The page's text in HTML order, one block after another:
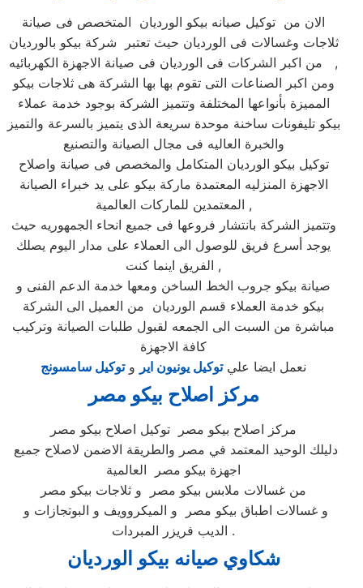
الان من توكيل صيانه بيكو الورديان المتخصص فى صيانة
ثلاجات وغسالات فى الورديان حيث تعتبر شركة بيكو بالورديان
من اكبر الشركات فى الورديان فى صيانة الاجهزة الكهربائيه ,
ومن اكبر الصناعات التى تقوم بها بها الشركة هى ثلاجات بيكو
المميزة بأنواعها المختلفة وتتميز الشركة بوجود خدمة عملاء
بيكو تليفونات ساخنة موحدة سريعة الذى يتميز بالسرعة والتميز
والخبرة العاليه فى مجال الصيانة والتصنيع
توكيل بيكو الورديان المتكامل والمخصص فى صيانة واصلاح
الاجهزة المنزليه المعتمدة ماركة بيكو على يد خبراء الصيانة
المعتمدين للماركات العالمية ,
وتتميز الشركة بانتشار فروعها فى جميع انحاء الجمهوريه حيث
يوجد أسرع فريق للوصول الى العملاء على مدار اليوم يصلك
الفريق اينما كنت ,
صيانة بيكو جروب الخط الساخن ومعها خدمة الدعم الفنى و
بيكو خدمة العملاء قسم الورديان من العميل الى الشركة
مباشرة من السبت الى الجمعه لقبول طلبات الصيانة وتركيب
كافة الاجهزة
نعمل ايضا عليتوكيل يونيون اير وتوكيل سامسونج
مركز اصلاح بيكو مصر
مركز اصلاح بيكو مصر توكيل اصلاح بيكو مصر
اجهزة بيكو مصر العالمية
من غسالات ملابس بيكو مصر و ثلاجات بيكو مصر
الديب فريزر المبردات .
شكاوي صيانه بيكو الورديان